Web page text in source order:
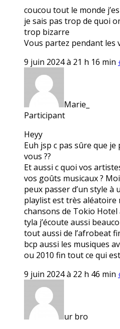
coucou tout le monde
je sais pas trop de quoi
trop bizarre
Vous partez pendant les
9 juin 2024 à 21 h 16 min
Marie_
Participant
Heyy
Euh jsp c pas sûre que
vous ??
Et aussi c quoi vos
vos goûts musicaux ?
peux passer d’un style à
playlist est très aléatoire
chansons de Tokio
tyla j’écoute aussi
tout aussi de l’afrobeat
bcp aussi les musiques
ou 2010 fin tout ce qui
9 juin 2024 à 22 h 46 min
ur bro